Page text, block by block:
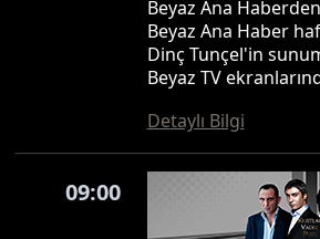
Beyaz Ana
Beyaz Ana Haber
Dinç Tunçel'in
Beyaz TV
Detaylı Bilgi
09:00